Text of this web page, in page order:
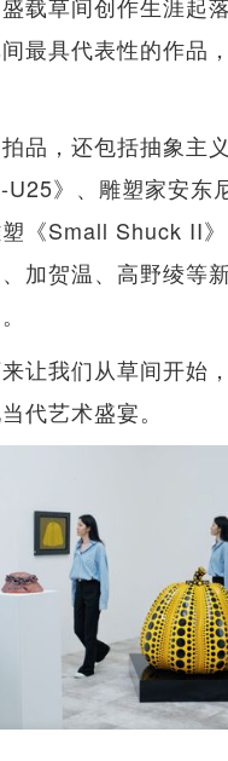
载草间创作生涯起
最具代表性的作品
品，还包括抽象主
》、雕塑家安东
塑《Small Shuck II
加贺温、高野绫等
让我们从草间开始
代艺术盛宴。